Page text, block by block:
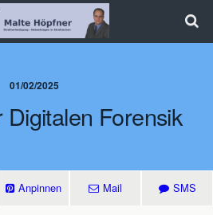
01/02/2025
Forensik
Anpinnen Mail SMS